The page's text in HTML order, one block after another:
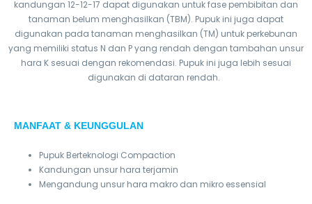
kandungan 12-12-17 dapat digunakan untuk fase pembibitan dan
tanaman belum menghasilkan (TBM). Pupuk ini juga dapat
digunakan pada tanaman menghasilkan (TM) untuk perkebunan
yang memiliki status N dan P yang rendah dengan tambahan unsur
hara K sesuai dengan rekomendasi. Pupuk ini juga lebih sesuai
digunakan di dataran rendah.
MANFAAT & KEUNGGULAN
Pupuk Berteknologi Compaction
Kandungan unsur hara terjamin
Mengandung unsur hara makro dan mikro essensial